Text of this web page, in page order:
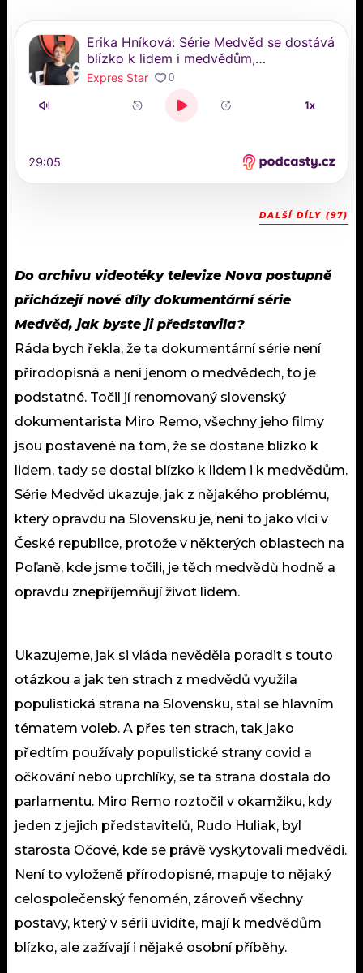
DALŠÍ DÍLY (97)
Do archivu videotéky televize Nova postupně
přicházejí nové díly dokumentární série
Medvěd, jak byste ji představila?
Ráda bych řekla, že ta dokumentární série není
přírodopisná a není jenom o medvědech, to je
podstatné. Točil jí renomovaný slovenský
dokumentarista Miro Remo, všechny jeho filmy
jsou postavené na tom, že se dostane blízko k
lidem, tady se dostal blízko k lidem i k medvědům.
Série Medvěd ukazuje, jak z nějakého problému,
který opravdu na Slovensku je, není to jako vlci v
České republice, protože v některých oblastech na
Poľaně, kde jsme točili, je těch medvědů hodně a
opravdu znepříjemňují život lidem.
Ukazujeme, jak si vláda nevěděla poradit s touto
otázkou a jak ten strach z medvědů využila
populistická strana na Slovensku, stal se hlavním
tématem voleb. A přes ten strach, tak jako
předtím používaly populistické strany covid a
očkování nebo uprchlíky, se ta strana dostala do
parlamentu. Miro Remo roztočil v okamžiku, kdy
jeden z jejich představitelů, Rudo Huliak, byl
starosta Očové, kde se právě vyskytovali medvědi.
Není to vyloženě přírodopisné, mapuje to nějaký
celospolečenský fenomén, zároveň všechny
postavy, který v sérii uvidíte, mají k medvědům
blízko, ale zažívají i nějaké osobní příběhy.